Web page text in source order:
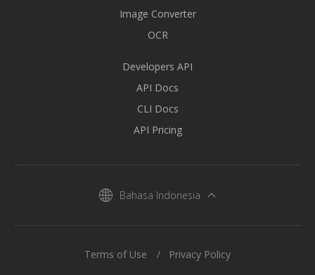
Image Converter
OCR
Developers API
API Docs
CLI Docs
API Pricing
Bahasa Indonesia
Terms of Use Privacy Policy